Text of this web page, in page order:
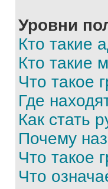
Уровни
Кто такие
Кто такие
Что такое
Где
Как стать
Почему
Что такое
Что